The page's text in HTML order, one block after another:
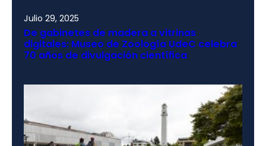
Julio 29, 2025
De gabinetes de madera a vitrinas
digitales: Museo de Zoología UdeC celebra
70 años de divulgación científica